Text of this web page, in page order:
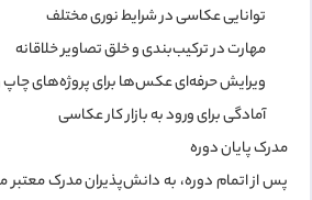
توانایی عکاسی در شرایط نوری مختلف
مهارت در ترکیب‌بندی و خلق تصاویر خلاقانه
ویرایش حرفه‌ای عکس‌ها برای پروژه‌های چاپ
آمادگی برای ورود به بازار کار عکاسی
مدرک پایان دوره
پس از اتمام دوره، به دانش‌پذیرانمدرک معتبر